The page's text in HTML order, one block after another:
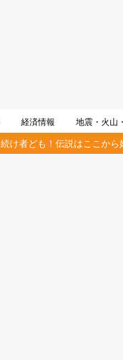
経済情報 地震・火山
続け者ども！伝説はここから